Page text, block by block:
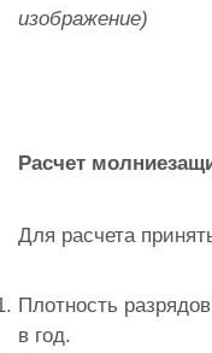
изображение)
Расчет
Для расчета
Плотность
в год.